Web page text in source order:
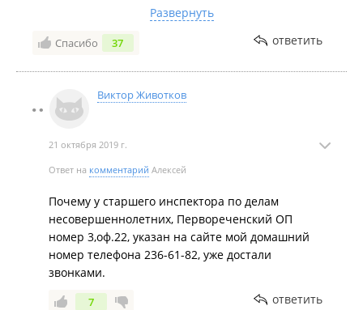
"является" основанием закрыть дело и не ставить
Очень удивляет работа ПНД и одновременно
чувствует свою безнаказанность и продолжает
беспределить, а родители убеждаются в
ну вы понимаете.
Развернуть
Спасибо 37 ответить
Виктор Животков
21 октября 2019 г.
Ответ на комментарий Алексей
Почему у старшего инспектора по делам
несовершеннолетних, Первореченский ОП
номер 3,оф.22, указан на сайте мой домашний
номер телефона 236-61-82, уже достали
звонками.
7 ответить